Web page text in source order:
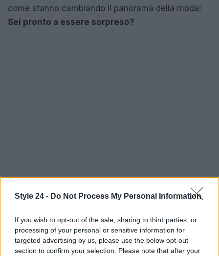
Style 24 - Do Not Process My Personal Information
If you wish to opt-out of the sale, sharing to third parties, or
processing of your personal or sensitive information for
targeted advertising by us, please use the below opt-out
section to confirm your selection. Please note that after your
come stanno cambiando il panorama della moda!
Sei pronto a essere sorpreso?
AUTORE
Staff